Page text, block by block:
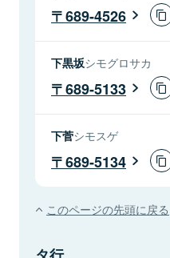
689-4526
下黒坂シモグロサカ
689-5133
下菅シモスゲ
689-5134
このページの先頭に戻る